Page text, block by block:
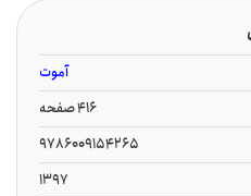
آموت
416 صفحه
9786009154265
1397